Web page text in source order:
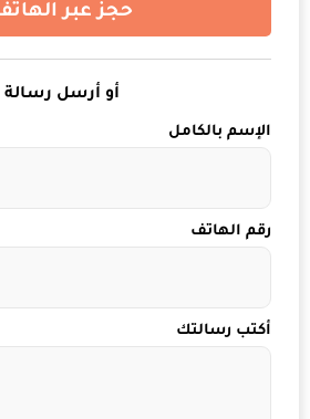
حجز عبر
أو أرسل رسالة
الإسم بالكامل
رقم الهاتف
أكتب رسالتك